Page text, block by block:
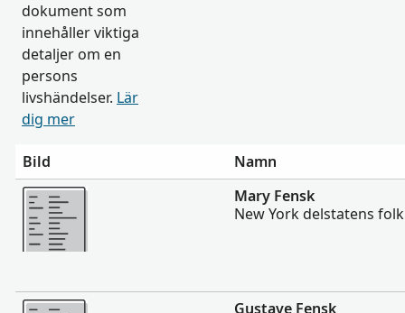
dokument som
innehåller viktiga
detaljer om en
persons
livshändelser. Lär
dig mer
Bild
Namn
Mer
Mary Fensk
New York delstatens
Mer
Gustave Fensk